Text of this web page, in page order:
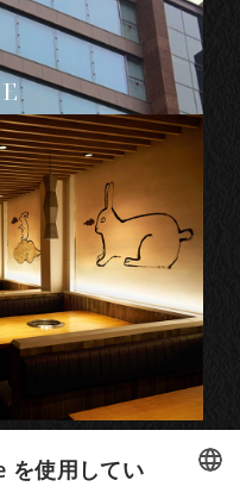
を使用してい